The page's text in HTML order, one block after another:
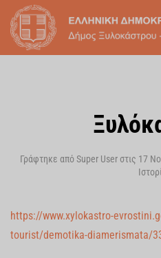
Skip to main content
Γράφτηκε από Super User στις 17
https://www.xylokastro-
tourist/demotika-diamerismata/